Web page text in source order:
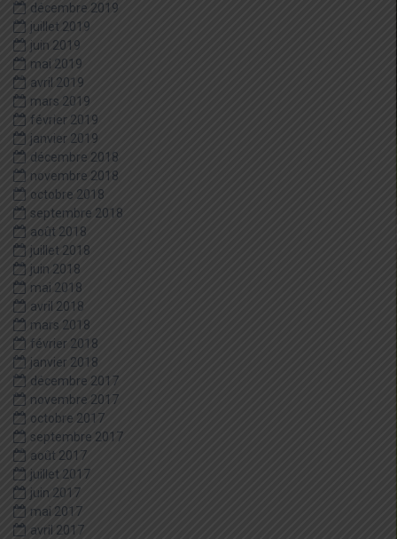
décembre 2019
juillet 2019
juin 2019
mai 2019
avril 2019
mars 2019
février 2019
janvier 2019
décembre 2018
novembre 2018
octobre 2018
septembre 2018
août 2018
juillet 2018
juin 2018
mai 2018
avril 2018
mars 2018
février 2018
janvier 2018
décembre 2017
novembre 2017
octobre 2017
septembre 2017
août 2017
juillet 2017
juin 2017
mai 2017
avril 2017